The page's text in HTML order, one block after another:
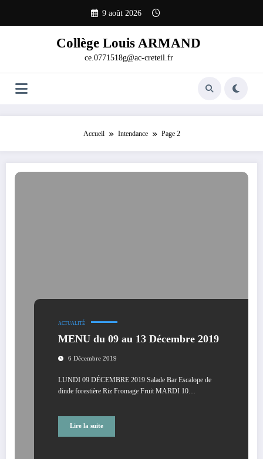
contenu
9 août 2026
Collège Louis ARMAND
ce.0771518g@ac-creteil.fr
Accueil Intendance Page 2
ACTUALITÉ
MENU du 09 au 13 Décembre 2019
6 Décembre 2019
LUNDI 09 DÉCEMBRE 2019 Salade Bar Escalope de
dinde forestière Riz Fromage Fruit MARDI 10…
Lire la suite